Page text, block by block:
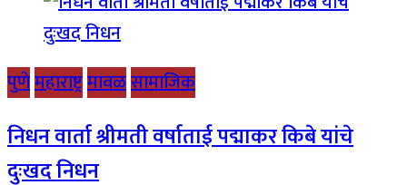
पुणेमहाराष्ट्रमावळसामाजिक
निधन वार्ता श्रीमती वर्षाताई पद्माकर किबे यांचे
दुःखद निधन